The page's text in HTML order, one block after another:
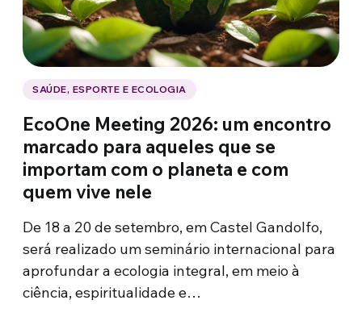
SAÚDE, ESPORTE E ECOLOGIA
EcoOne Meeting 2026: um encontro
marcado para aqueles que se
importam com o planeta e com
quem vive nele
De 18 a 20 de setembro, em Castel Gandolfo,
será realizado um seminário internacional para
aprofundar a ecologia integral, em meio à
ciência, espiritualidade e…